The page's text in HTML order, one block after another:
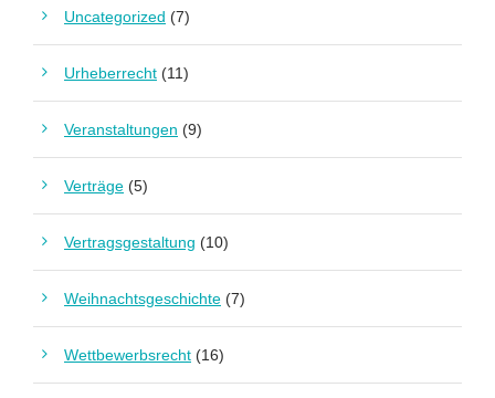
Uncategorized (7)
Urheberrecht (11)
Veranstaltungen (9)
Verträge (5)
Vertragsgestaltung (10)
Weihnachtsgeschichte (7)
Wettbewerbsrecht (16)